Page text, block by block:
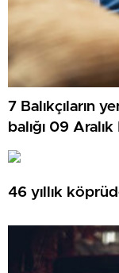
7 Balıkçıların
balığı 09
46 yıllık